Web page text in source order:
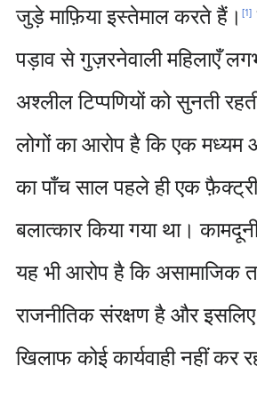
जुड़े माफ़िया इस्तेमाल करते हैं। [1]
पड़ाव से गुज़रनेवाली महिलाएँ
अश्लील टिप्पणियों को सुनती
लोगों का आरोप है कि एक मध्यम
का पाँच साल पहले ही एक
बलात्कार किया गया था।
यह भी आरोप है कि असामाजिक
राजनीतिक संरक्षण है और
खिलाफ कोई कार्यवाही नहीं कर